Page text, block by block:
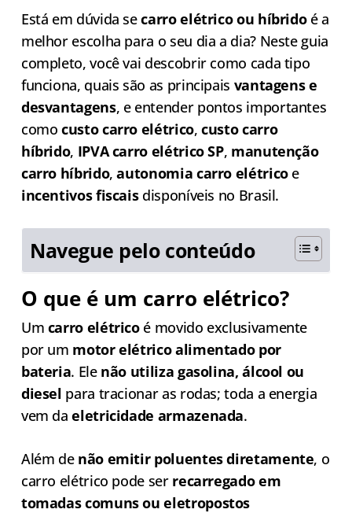
Está em dúvida secarro elétrico ou híbridoé a
melhor escolha para o seu dia a dia? Neste guia
completo, você vai descobrir como cada tipo
funciona, quais são as principais vantagens e
desvantagens, e entender pontos importantes
comocusto carro elétrico,custo carro
híbrido, IPVA carro elétrico SP, manutenção
carro híbrido,autonomia carro elétricoe
incentivos fiscaisdisponíveis no Brasil.
Navegue pelo conteúdo
O que é um carro elétrico?
Um carro elétricoé movido exclusivamente
por um motor elétrico alimentado por
bateria. Ele não utiliza gasolina, álcool ou
diesel para tracionar as rodas; toda a energia
vem daeletricidade armazenada.
Além de não emitir poluentes diretamente, o
carro elétrico pode ser recarregado em
tomadas comuns ou eletropostos